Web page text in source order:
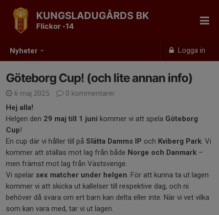
Nyheter Logga in
KUNGSLADUGÅRDS BK
Flickor -14
Göteborg Cup! (och lite annan info)
6 maj 2025
0 kommentarer
Hej alla!
Helgen den 29 maj till 1 juni kommer vi att spela Göteborg
Cup!
En cup där vi håller till på Slätta Damms IP och Kviberg Park. Vi
kommer att ställas mot lag från både Norge och Danmark –
men främst mot lag från Västsverige.
Vi spelar sex matcher under helgen. För att kunna ta ut lagen
kommer vi att skicka ut kallelser till respektive dag, och ni
behöver då svara om ert barn kan delta eller inte. När vi vet vilka
som kan vara med, tar vi ut lagen.